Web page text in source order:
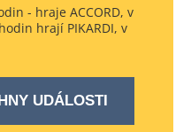
- hraje ACCORD, v
hrají PIKARDI, v
UDÁLOSTI